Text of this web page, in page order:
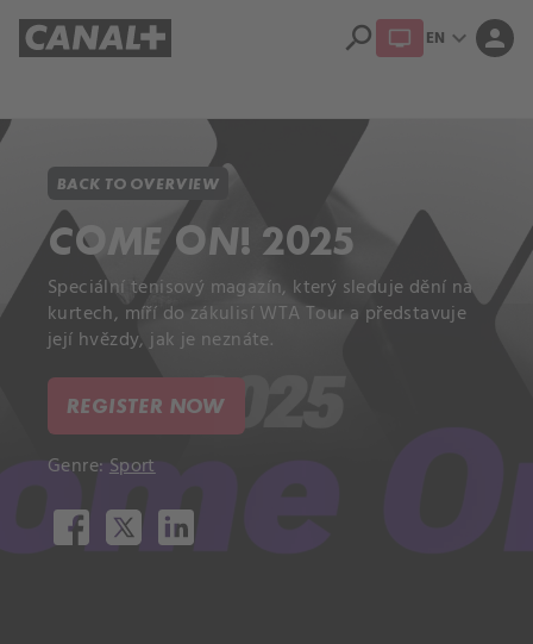
search EN expand_more person
BACK TO OVERVIEW
COME ON! 2025
Speciální tenisový magazín, který sleduje dění na
kurtech, míří do zákulisí WTA Tour a představuje
její hvězdy, jak je neznáte.
REGISTER NOW
Genre:Sport